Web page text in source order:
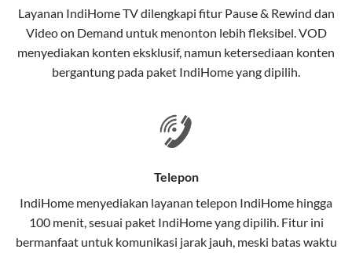
pelanggan. Teknologi ini memiliki beberapa
keunggulan:
Kecepatan Tinggi
dibandingkan kabel tembaga atau DSL.
elektromagnetik, sehingga koneksi tetap lancar.
Latensi Rendah
Layanan IndiHome TVdilengkapi fitur Pause & Rewind dan
Video on Demand untuk menonton lebih fleksibel. VOD
menyediakan konten eksklusif, namun ketersediaan konten
bergantung pada paket IndiHome yang dipilih.
Telepon
IndiHome menyediakan layanan telepon IndiHome hingga
100 menit, sesuai paket IndiHome yang dipilih. Fitur ini
bermanfaat untuk komunikasi jarak jauh, meski batas waktu